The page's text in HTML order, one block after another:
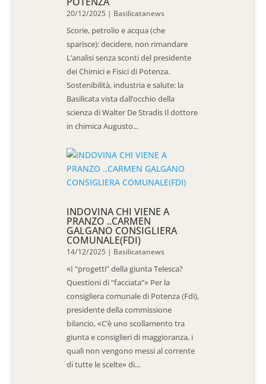
20/12/2025 | Basilicatanews
Scorie, petrolio e acqua (che
sparisce): decidere, non rimandare
L’analisi senza sconti del presidente
dei Chimici e Fisici di Potenza.
Sostenibilità, industria e salute: la
Basilicata vista dall’occhio della
scienza di Walter De Stradis Il dottore
in chimica Augusto...
INDOVINA CHI VIENE A
PRANZO ..CARMEN
GALGANO CONSIGLIERA
COMUNALE(FDI)
14/12/2025 | Basilicatanews
«I “progetti” della giunta Telesca?
Questioni di “facciata”» Per la
consigliera comunale di Potenza (Fdi),
presidente della commissione
bilancio, «C’è uno scollamento tra
giunta e consiglieri di maggioranza, i
quali non vengono messi al corrente
di tutte le scelte» di...